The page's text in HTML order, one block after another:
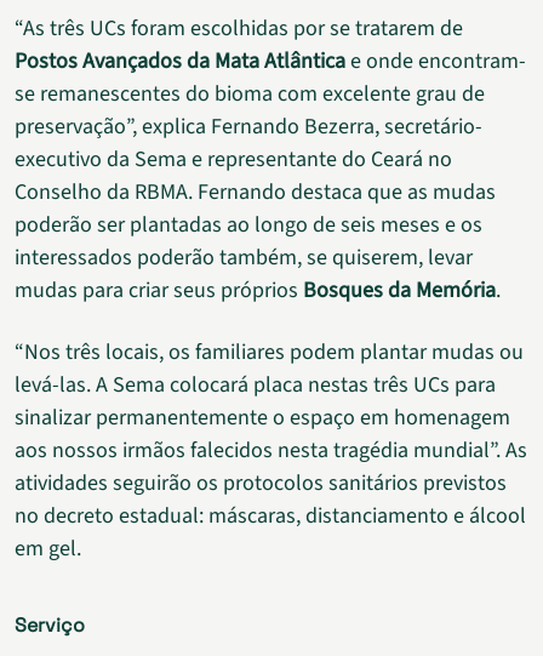
“As três UCs foram escolhidas por se tratarem de
Postos Avançados da Mata Atlânticae onde encontram-
se remanescentes do bioma com excelente grau de
preservação”, explica Fernando Bezerra, secretário-
executivo da Sema e representante do Ceará no
Conselho da RBMA. Fernando destaca que as mudas
poderão ser plantadas ao longo de seis meses e os
interessados poderão também, se quiserem, levar
mudas para criar seus próprios Bosques da Memória.
“Nos três locais, os familiares podem plantar mudas ou
levá-las. A Sema colocará placa nestas três UCs para
sinalizar permanentemente o espaço em homenagem
aos nossos irmãos falecidos nesta tragédia mundial”. As
atividades seguirão os protocolos sanitários previstos
no decreto estadual: máscaras, distanciamento e álcool
em gel.
Serviço